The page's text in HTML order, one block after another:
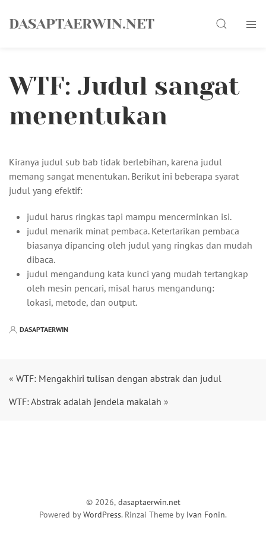
DASAPTAERWIN.NET Search
WTF: Judul sangat
menentukan
Kiranya judul sub bab tidak berlebihan, karena judul
memang sangat menentukan. Berikut ini beberapa syarat
judul yang efektif:
judul harus ringkas tapi mampu mencerminkan isi.
judul menarik minat pembaca. Ketertarikan pembaca
biasanya dipancing oleh judul yang ringkas dan mudah
dibaca.
judul mengandung kata kunci yang mudah tertangkap
oleh mesin pencari, misal harus mengandung:
lokasi, metode, dan output.
DASAPTAERWIN
« WTF: Mengakhiri tulisan dengan abstrak dan judul
WTF: Abstrak adalah jendela makalah »
© 2026, dasaptaerwin.net
Powered byWordPress. Rinzai Theme by Ivan Fonin.